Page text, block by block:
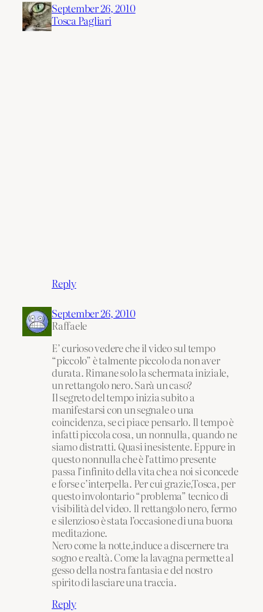
September 26, 2010
Tosca Pagliari
Reply
September 26, 2010
Raffaele
E’ curioso vedere che il video sul tempo
“piccolo” è talmente piccolo da non aver
durata. Rimane solo la schermata iniziale,
un rettangolo nero. Sarà un caso?
Il segreto del tempo inizia subito a
manifestarsi con un segnale o una
coincidenza, se ci piace pensarlo. Il tempo è
infatti piccola cosa, un nonnulla, quando ne
siamo distratti. Quasi inesistente. Eppure in
questo nonnulla che è l’attimo presente
passa l’infinito della vita che a noi si concede
e forse c’interpella. Per cui grazie,Tosca, per
questo involontario “problema” tecnico di
visibilità del video. Il rettangolo nero, fermo
e silenzioso è stata l’occasione di una buona
meditazione.
Nero come la notte,induce a discernere tra
sogno e realtà. Come la lavagna permette al
gesso della nostra fantasia e del nostro
spirito di lasciare una traccia.
Reply